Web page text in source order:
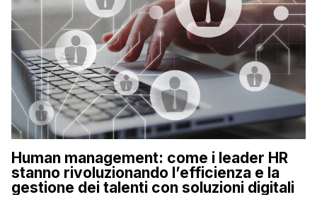
Human management: come i leader HR
stanno rivoluzionando l’efficienza e la
gestione dei talenti con soluzioni digitali